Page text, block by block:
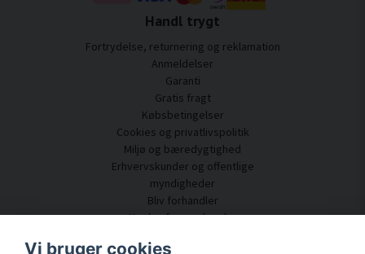
Handl trygt
Fortrydelse, returnering og reklamation
Anmeldelser
Garanti
Gratis fragt
Købsbetingelser
Cookies og privatlivspolitik
Miljø og bæredygtighed
Erhvervskunder og offentlige
myndigheder
Bliv forhandler
Nogle af vores kunder
Kundeservice
Vi bruger cookies